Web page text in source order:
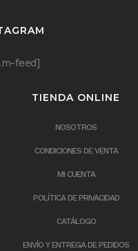
feed]
TIENDA ONLINE
NOSOTROS
CONDICIONES DE VENTA
MI CUENTA
POLÍTICA DE PRIVACIDAD
CATÁLOGO
ENVÍO Y ENTREGA DE PEDIDOS